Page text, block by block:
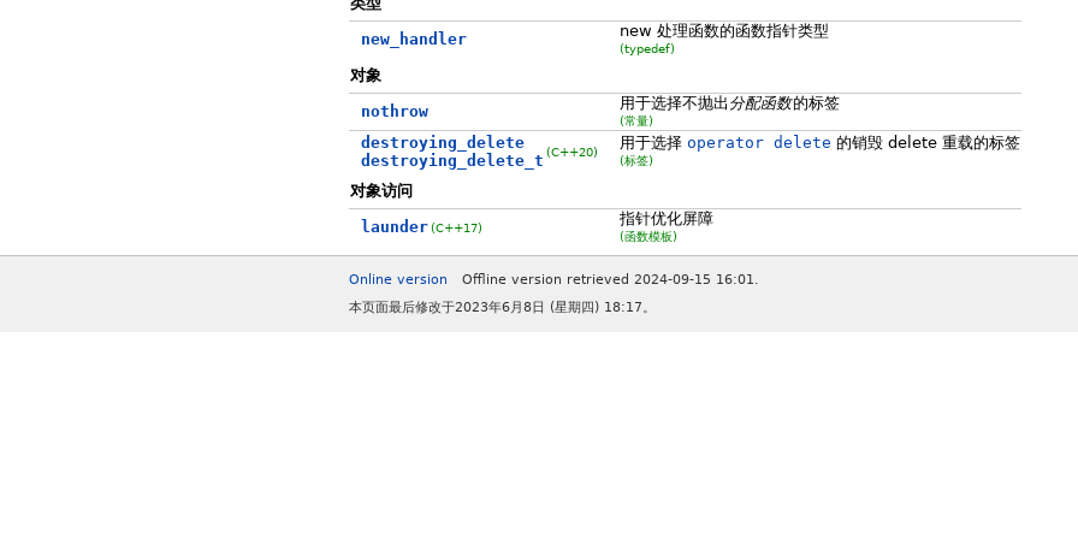
new_handler
new 处理函数的函数指针类型
(typedef)
对象
nothrow
用于选择不抛出 分配函数的标签
(常量)
destroying_delete
destroying_delete_t (C++20)
用于选择 operator delete 的销毁 delete 重载的标签
(标签)
对象访问
launder (C++17) 指针优化屏障
(函数模板)
Online version
Offline version retrieved 2024-09-15 16:01.
本页面最后修改于2023年6月8日 (星期四) 18:17。